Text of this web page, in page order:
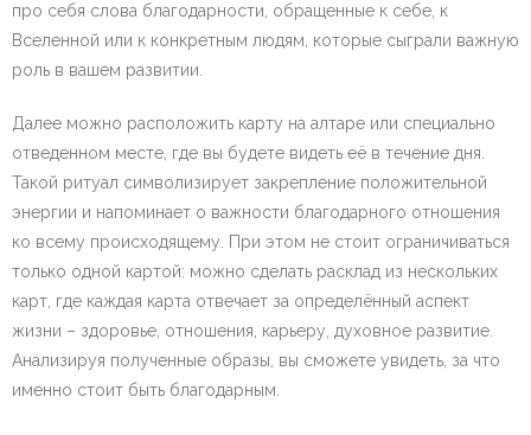
про себя слова благодарности, обращенные к себе, к
Вселенной или к конкретным людям, которые сыграли важную
роль в вашем развитии.
Далее можно расположить карту на алтаре или специально
отведенном месте, где вы будете видеть её в течение дня.
Такой ритуал символизирует закрепление положительной
энергии и напоминает о важности благодарного отношения
ко всему происходящему. При этом не стоит ограничиваться
только одной картой: можно сделать расклад из нескольких
карт, где каждая карта отвечает за определённый аспект
жизни – здоровье, отношения, карьеру, духовное развитие.
Анализируя полученные образы, вы сможете увидеть, за что
именно стоит быть благодарным.